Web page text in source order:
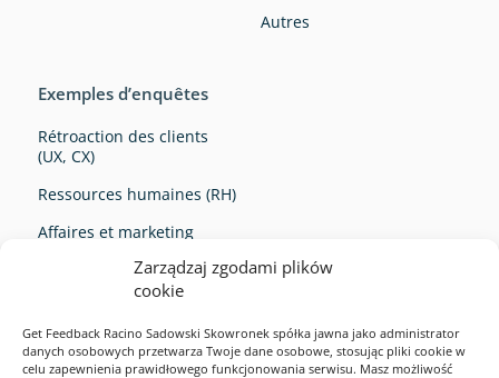
Zarządzaj zgodami plików
cookie
Get Feedback Racino Sadowski Skowronek spółka jawna jako administrator
danych osobowych przetwarza Twoje dane osobowe, stosując pliki cookie w
celu zapewnienia prawidłowego funkcjonowania serwisu. Masz możliwość
Autres
Exemples d’enquêtes
Rétroaction des clients
(UX, CX)
Ressources humaines (RH)
Affaires et marketing